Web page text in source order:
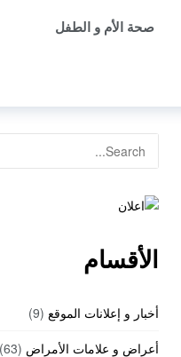
صحة الأم و الطفل
الأقسام
أخبار و إعلانات الموقع (9)
أعراض و علامات الأمراض (63)